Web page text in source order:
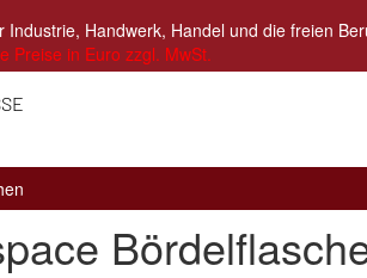
Handwerk, Handel und die freien
Preise in Euro zzgl. MwSt.